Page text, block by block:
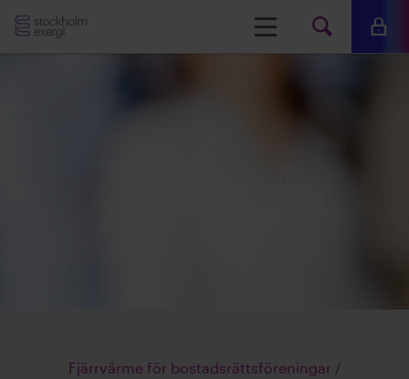
Stockholm
Meny Sök Mina
Fjärrvärme för bostadsrättsföreningar /